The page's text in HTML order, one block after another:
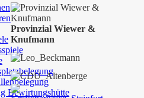
Bewirtungshütte
Provinzial Wiewer &
Knufmann